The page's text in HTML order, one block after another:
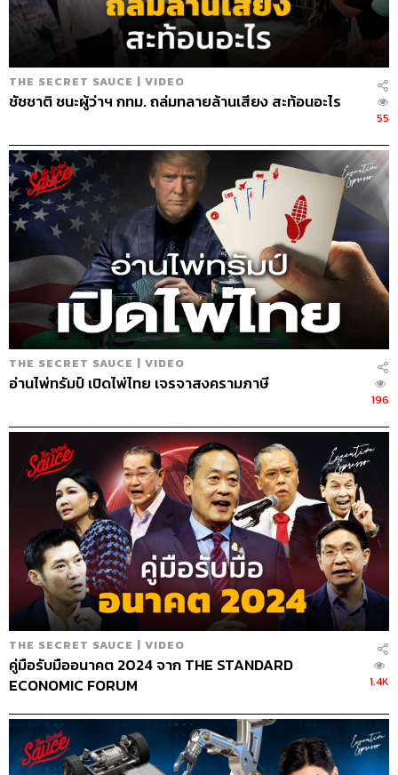
ABOUT THE HOST
นครินทร์ วนกิจไพบูลย์
บรรณาธิการบริหาร สำนักข่าว THE
STANDARD วิทยากรด้านสื่อและการทำคอน
เทนต์ออนไลน์
THE SECRET SAUCE | VIDEO
ชัชชาติ ชนะผู้ว่าฯ กทม. ถล่มทลายล้านเสียง สะท้อนอะไร
55
THE SECRET SAUCE | VIDEO
อ่านไพ่ทรัมป์ เปิดไพ่ไทย เจรจาสงครามภาษี
196
THE SECRET SAUCE | VIDEO
คู่มือรับมืออนาคต 2024 จาก THE STANDARD
ECONOMIC FORUM
1.4K